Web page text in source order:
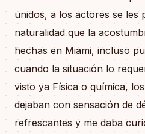
unidos, a los actores se les
naturalidad que la
hechas en Miami, incluso
cuando la situación lo
visto ya Física o química,
dejaban con sensación de
refrescantes y me daba